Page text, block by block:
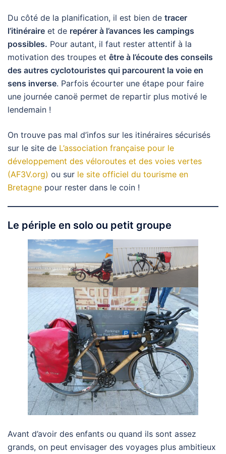
Du côté de la planification, il est bien de tracer
l’itinéraire et de repérer à l’avances les campings
possibles. Pour autant, il faut rester attentif à la
motivation des troupes et être à l’écoute des conseils
des autres cyclotouristes qui parcourent la voie en
sens inverse. Parfois écourter une étape pour faire
une journée canoë permet de repartir plus motivé le
lendemain !
On trouve pas mal d’infos sur les itinéraires sécurisés
sur le site de L’association française pour le
développement des véloroutes et des voies vertes
(AF3V.org) ou sur le site officiel du tourisme en
Bretagne pour rester dans le coin !
Le périple en solo ou petit groupe
Avant d’avoir des enfants ou quand ils sont assez
grands, on peut envisager des voyages plus ambitieux